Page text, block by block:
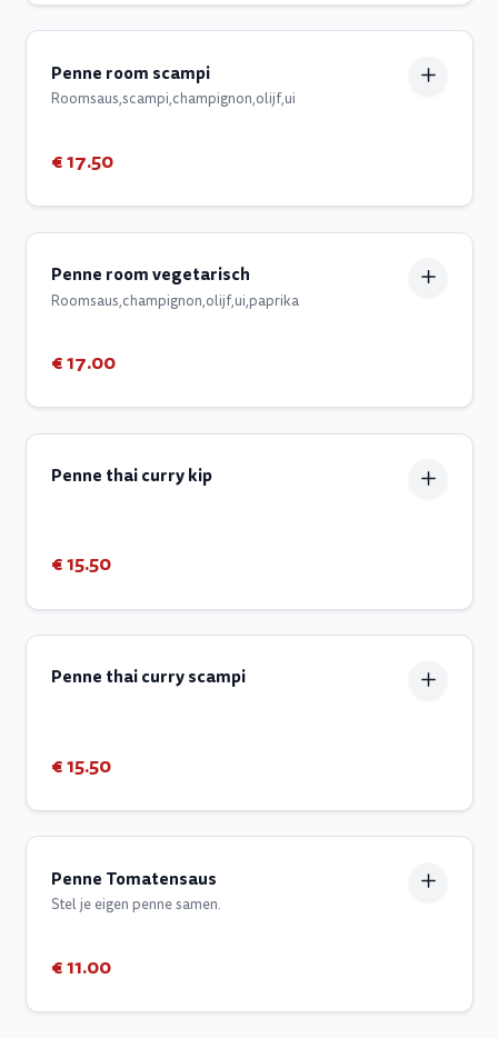
Penne room scampi
Roomsaus,scampi,champignon,olijf,ui
€ 17.50
Penne room vegetarisch
Roomsaus,champignon,olijf,ui,paprika
€ 17.00
Penne thai curry kip
€ 15.50
Penne thai curry scampi
€ 15.50
Penne Tomatensaus
Stel je eigen penne samen.
€ 11.00